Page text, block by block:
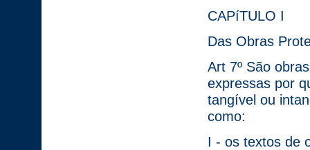
CAPíTULO I
Das Obras
Art 7º São
expressas por
tangível ou
como:
I - os textos de